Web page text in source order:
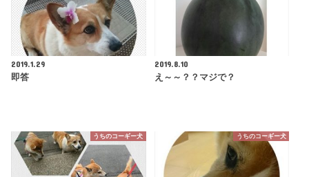
2019.1.29
即答
2019.8.10
え～～？？マジで？
うちのコーギー犬 うちのコーギー犬